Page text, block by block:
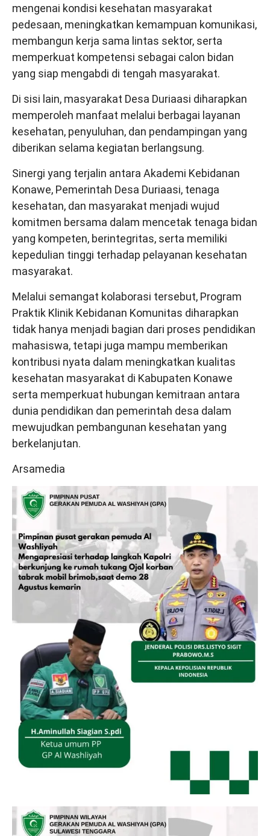
mengenai kondisi kesehatan masyarakat
pedesaan, meningkatkan kemampuan komunikasi,
membangun kerja sama lintas sektor, serta
memperkuat kompetensi sebagai calon bidan
yang siap mengabdi di tengah masyarakat.
Di sisi lain, masyarakat Desa Duriaasi diharapkan
memperoleh manfaat melalui berbagai layanan
kesehatan, penyuluhan, dan pendampingan yang
diberikan selama kegiatan berlangsung.
Sinergi yang terjalin antara Akademi Kebidanan
Konawe, Pemerintah Desa Duriaasi, tenaga
kesehatan, dan masyarakat menjadi wujud
komitmen bersama dalam mencetak tenaga bidan
yang kompeten, berintegritas, serta memiliki
kepedulian tinggi terhadap pelayanan kesehatan
masyarakat.
Melalui semangat kolaborasi tersebut, Program
Praktik Klinik Kebidanan Komunitas diharapkan
tidak hanya menjadi bagian dari proses pendidikan
mahasiswa, tetapi juga mampu memberikan
kontribusi nyata dalam meningkatkan kualitas
kesehatan masyarakat di Kabupaten Konawe
serta memperkuat hubungan kemitraan antara
dunia pendidikan dan pemerintah desa dalam
mewujudkan pembangunan kesehatan yang
berkelanjutan.
Arsamedia